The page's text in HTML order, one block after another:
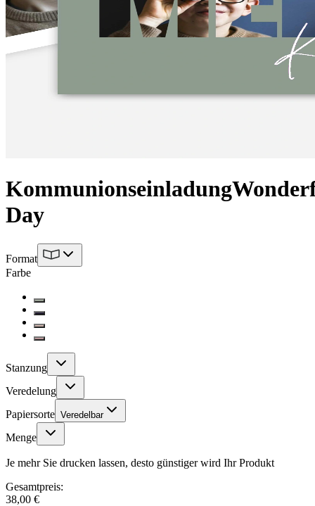
Kommunionseinladung
Day
Format
Farbe
Stanzung
Veredelung
Papiersorte Veredelbar
Menge
Je mehr Sie drucken lassen, desto günstiger wird Ihr Produkt
Gesamtpreis:
38,00 €